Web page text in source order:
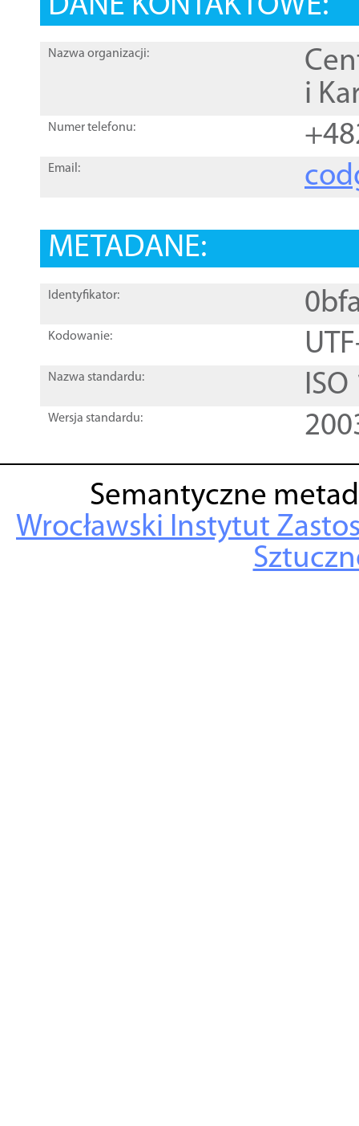
DANE KONTAKTOWE:
Nazwa organizacji:
i
Numer telefonu:
Email:
METADANE:
Identyfikator:
Kodowanie:
Nazwa standardu:
Wersja standardu:
Semantyczne
Wrocławski Instytut